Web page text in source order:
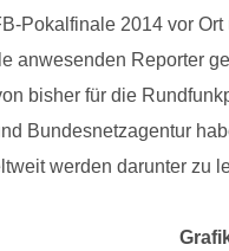
Pokalfinale 2014 vor
anwesenden Reporter
bisher für die
Bundesnetzagentur
werden darunter zu